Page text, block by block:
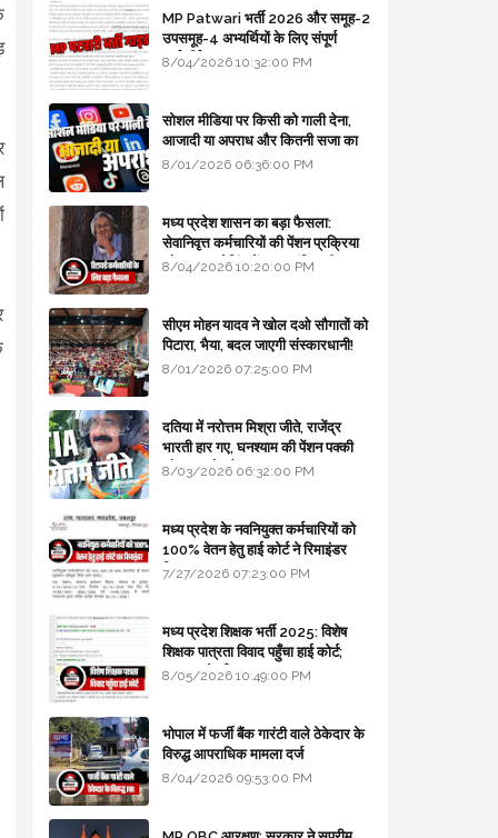
MP Patwari भर्ती 2026 और समूह-2
उपसमूह-4 अभ्यर्थियों के लिए संपूर्ण
मार्गदर्शिका
8/04/2026 10:32:00 PM
सोशल मीडिया पर किसी को गाली देना,
आजादी या अपराध और कितनी सजा का
प्रावधान - free legal advice
8/01/2026 06:36:00 PM
मध्य प्रदेश शासन का बड़ा फैसला:
सेवानिवृत्त कर्मचारियों की पेंशन प्रक्रिया
और बजट कोडिंग में हुए क्रांतिकारी
8/04/2026 10:20:00 PM
सीएम मोहन यादव ने खोल दओ सौगातों को
पिटारा, भैया, बदल जाएगी संस्कारधानी!
8/01/2026 07:25:00 PM
दतिया में नरोत्तम मिश्रा जीते, राजेंद्र
भारती हार गए, घनश्याम की पेंशन पक्की
और आशुतोष बैक टू...
8/03/2026 06:32:00 PM
मध्य प्रदेश के नवनियुक्त कर्मचारियों को
100% वेतन हेतु हाई कोर्ट ने रिमाइंडर
लिखा
7/27/2026 07:23:00 PM
मध्य प्रदेश शिक्षक भर्ती 2025: विशेष
शिक्षक पात्रता विवाद पहुँचा हाई कोर्ट;
सरकार से माँगा जवाब
8/05/2026 10:49:00 PM
भोपाल में फर्जी बैंक गारंटी वाले ठेकेदार के
विरुद्ध आपराधिक मामला दर्ज
8/04/2026 09:53:00 PM